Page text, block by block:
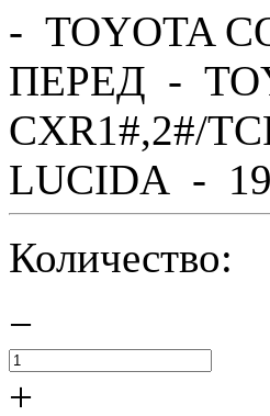
- TOYOTA
ПЕРЕД -
CXR1#,2#/
LUCIDA -
Количество:
−
+